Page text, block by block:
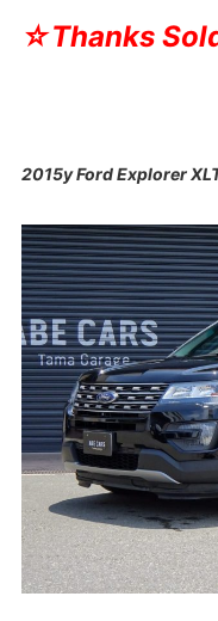
☆Thanks
2015y Ford Explorer